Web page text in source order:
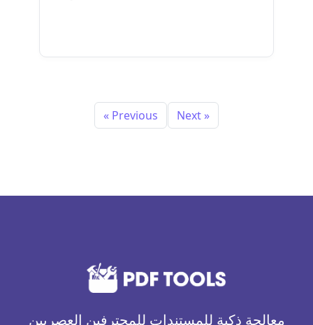
« Previous Next »
معالجة ذكية للمستندات للمحترفين العصريين